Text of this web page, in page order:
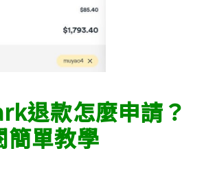
退款怎麼申請？
簡單教學